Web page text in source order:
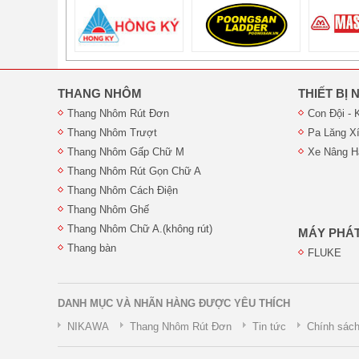
THANG NHÔM
Thang Nhôm Rút Đơn
Thang Nhôm Trượt
Thang Nhôm Gấp Chữ M
Thang Nhôm Rút Gọn Chữ A
Thang Nhôm Cách Điện
Thang Nhôm Ghế
Thang Nhôm Chữ A.(không rút)
Thang bàn
THIẾT BỊ
Con Đội -
Pa Lăng
Xe Nâng
MÁY
FLUKE
DANH MỤC VÀ NHÃN HÀNG ĐƯỢC YÊU THÍCH
NIKAWA
Thang Nhôm Rút Đơn Tin tức Chính